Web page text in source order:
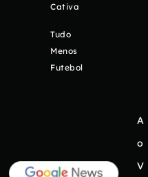
Cativa
Tudo
Menos
Futebol
A
o
V